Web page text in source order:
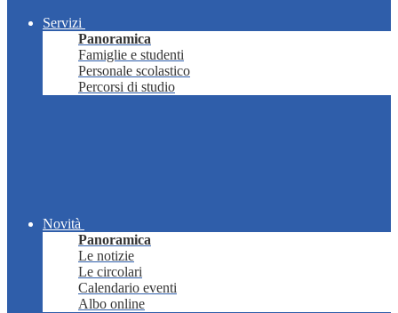
Servizi
Panoramica
Famiglie e studenti
Personale scolastico
Percorsi di studio
Novità
Panoramica
Le notizie
Le circolari
Calendario eventi
Albo online